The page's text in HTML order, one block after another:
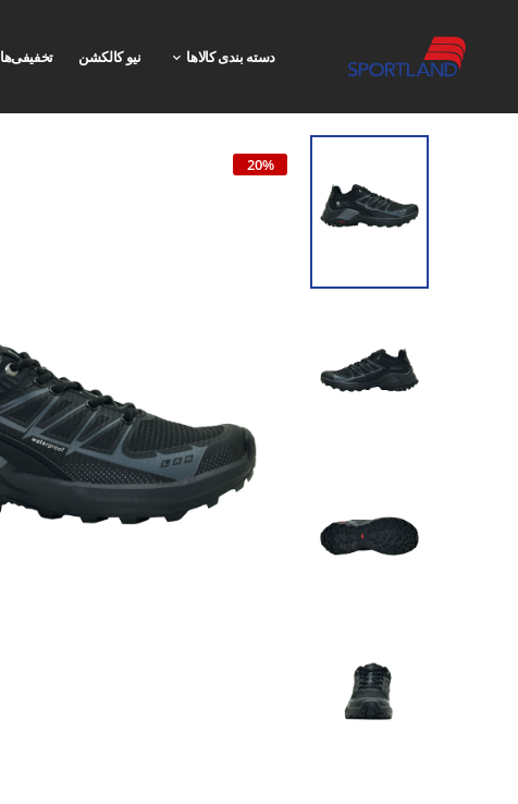
دسته بندی کالاها نیو کالکشن تخفیفی‌ها
20%